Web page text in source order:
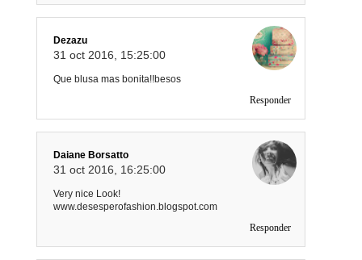
Dezazu
31 oct 2016, 15:25:00
Que blusa mas bonita!!besos
Responder
Daiane Borsatto
31 oct 2016, 16:25:00
Very nice Look!
www.desesperofashion.blogspot.com
Responder